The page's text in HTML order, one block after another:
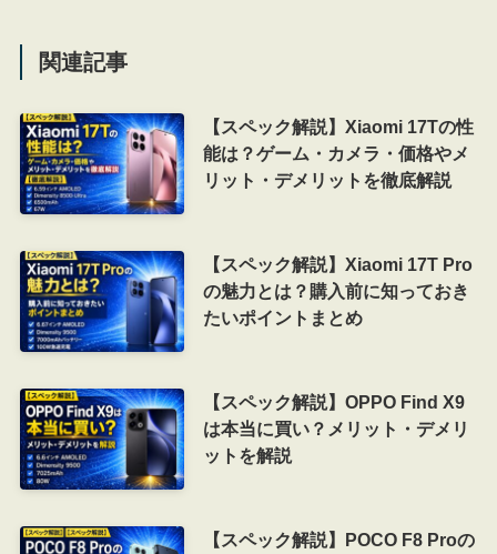
関連記事
【スペック解説】Xiaomi 17Tの性
能は？ゲーム・カメラ・価格やメ
リット・デメリットを徹底解説
【スペック解説】Xiaomi 17T Pro
の魅力とは？購入前に知っておき
たいポイントまとめ
【スペック解説】OPPO Find X9
は本当に買い？メリット・デメリ
ットを解説
【スペック解説】POCO F8 Proの